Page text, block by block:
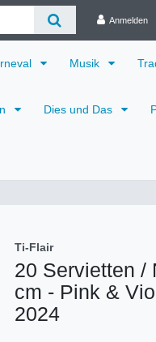
Anmelden
Musik
Dies und Das
Ti-Flair
20 Servietten /
cm - Pink &
2024